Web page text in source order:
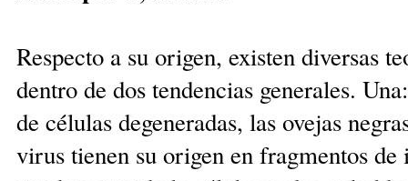
Respecto a su origen, existen diversas
dentro de dos tendencias generales.
de células degeneradas, las ovejas
virus tienen su origen en fragmentos